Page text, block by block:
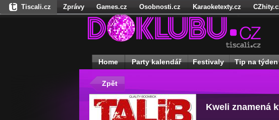
Tiscali.cz Zprávy Games.cz Osobnosti.cz Karaoketexty.cz
Cestování Freegames.cz Hadejfilm.cz
Home Party kalendář Festivaly Tip na týden
Zpět
Kweli znamená